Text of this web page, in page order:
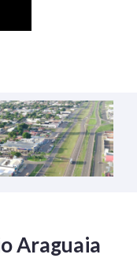
Araguaia